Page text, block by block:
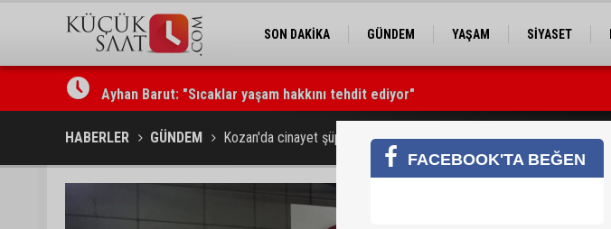
SON DAKİKA GÜNDEM YAŞAM SİYASET
Ayhan Barut: "Sıcaklar yaşam hakkını tehdit ediyor"
HABERLER GÜNDEM Kozan'da cinayet şüphelileri güvenlik kameralarıyla tespit edildi
FACEBOOK'TA BEĞEN